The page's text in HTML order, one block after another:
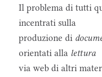
Il problema di tutti
incentrati sulla
produzione di
orientati alla lettura
via web di altri